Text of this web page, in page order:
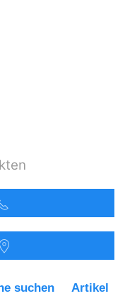
suchen Artikel